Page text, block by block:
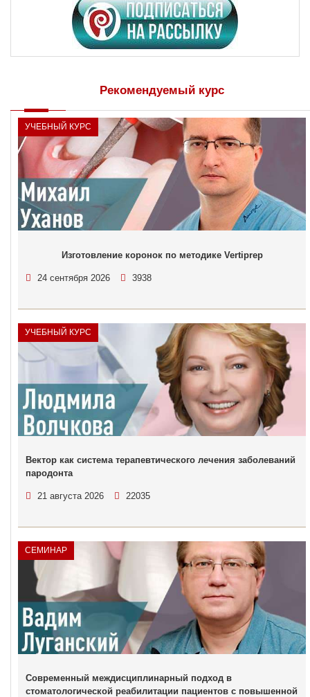
Рекомендуемый курс
УЧЕБНЫЙ КУРС
Изготовление коронок по методике Vertiprep
24 сентября 2026 3938
УЧЕБНЫЙ КУРС
Вектор как система терапевтического лечения заболеваний
пародонта
21 августа 2026 22035
СЕМИНАР
Современный междисциплинарный подход в
стоматологической реабилитации пациентов с повышенной